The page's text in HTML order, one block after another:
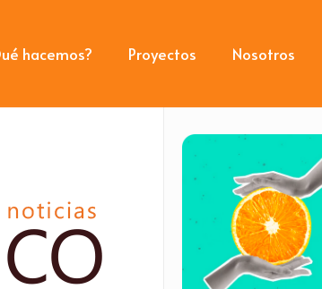
hacemos? Proyectos Nosotros